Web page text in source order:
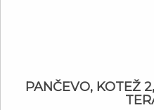
PANČEVO, KOTEŽ